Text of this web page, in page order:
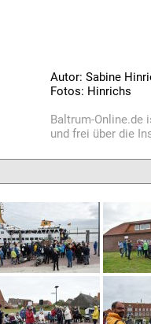
Autor: Sabine
Fotos: Hinrichs
Baltrum-Online.de
und frei über die